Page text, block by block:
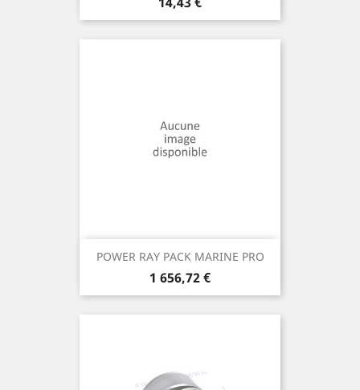
POWER RAY PACK MARINE PRO
Prix
1 656,72 €